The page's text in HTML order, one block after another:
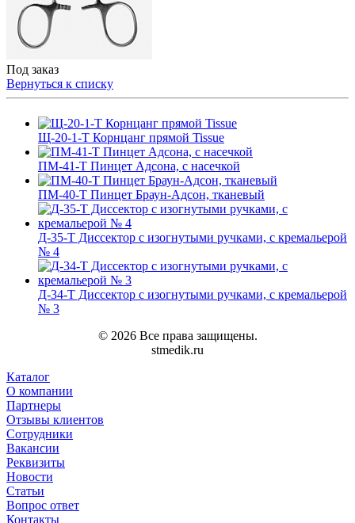
Под заказ
Вернуться к списку
Щ-20-1-T Корнцанг прямой Tissue
ПM-41-T Пинцет Адсона, с насечкой
ПM-40-T Пинцет Браун-Адсон, тканевый
Д-35-T Диссектор с изогнутыми ручками, с кремальерой
№ 4
Д-34-T Диссектор с изогнутыми ручками, с кремальерой
№ 3
© 2026 Все права защищены.
stmedik.ru
Каталог
О компании
Партнеры
Отзывы клиентов
Сотрудники
Вакансии
Реквизиты
Новости
Статьи
Вопрос ответ
Контакты